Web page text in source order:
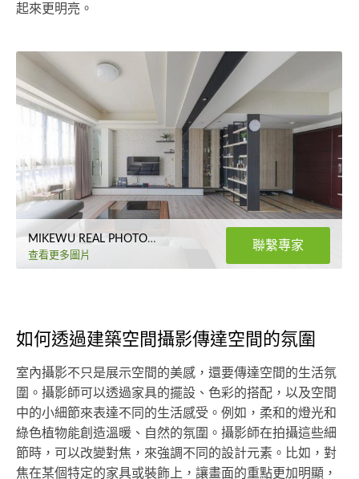
起來更明亮。
MIKEWU REAL PHOTOGRAPH
查看更多圖片
聯繫專家
如何透過建築空間攝影傳達空間的氛圍
室內攝影不只是展示空間的美感，還要傳達空間的生活氛
圍。攝影師可以透過家具的擺設、色彩的搭配，以及空間
中的小細節來表達不同的生活感受。例如，柔和的燈光和
綠色植物能創造溫暖、自然的氛圍。攝影師在拍攝這些細
節時，可以改變對焦，來強調不同的設計元素。比如，對
焦在某個特定的家具或裝飾上，讓畫面的重點更加明顯，